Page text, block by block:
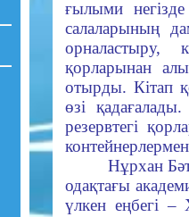
ғылыми
салаларының
орналастыру,
қорларынан
отырды. Кітап
өзі
резервтегі
Нұрхан
одақтағы
үлкен еңбегі